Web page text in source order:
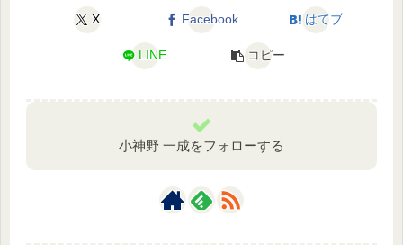
X Facebook はてブ
LINE コピー
小神野 一成をフォローする